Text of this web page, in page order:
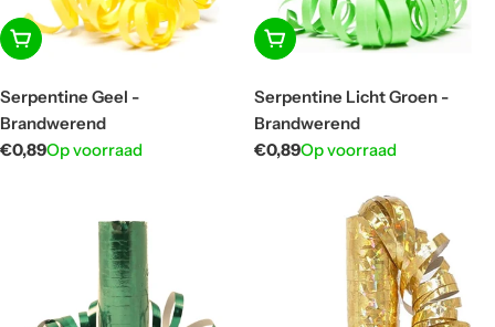
In winkelwagen
Serpentine Geel -
Brandwerend
Normale
€0,89Op voorraad
In winkelwagen
Serpentine Licht Groen -
Brandwerend
Normale
€0,89Op voorraad